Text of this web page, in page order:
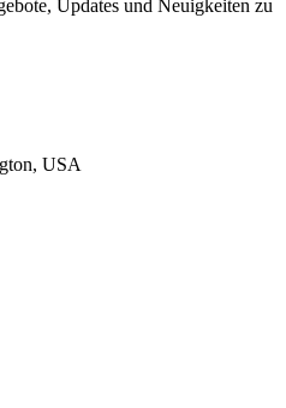
USA
Updates und Neuigkeiten zu